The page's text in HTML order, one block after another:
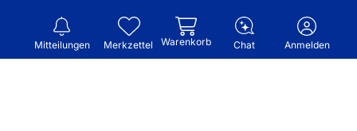
Mitteilungen Merkzettel Warenkorb Chat Anmelden